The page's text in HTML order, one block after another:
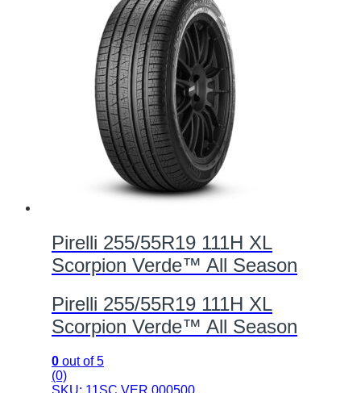
Pirelli 255/55R19 111H XL
Scorpion Verde™ All Season
Pirelli 255/55R19 111H XL
Scorpion Verde™ All Season
0 out of 5
(0)
SKU: 11SC.VER.000500